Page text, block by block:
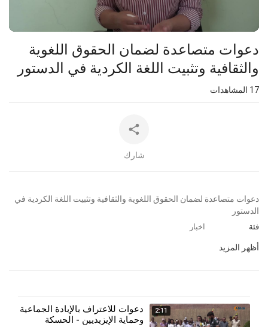
⁣دعوات متصاعدة لضمان الحقوق اللغوية
والثقافية وتثبيت اللغة الكردية في الدستور
17المشاهدات
شارك
⁣⁣دعوات متصاعدة لضمان الحقوق اللغوية والثقافية وتثبيت اللغة الكردية في
الدستور
فئة اخبار
أظهر المزيد
2:11
دعوات للاعتراف بالإبادة الجماعية
وحماية الإيزيديين - الحسكة